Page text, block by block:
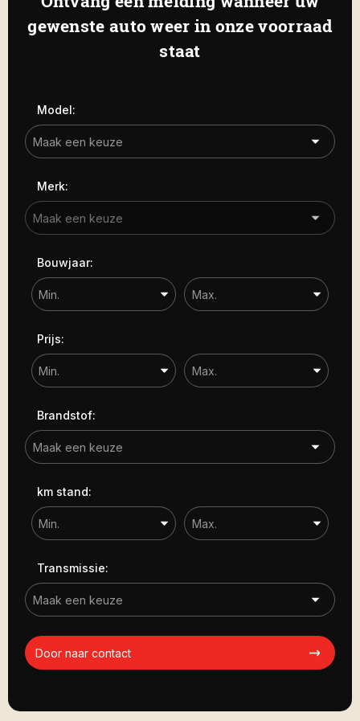
Haamstede
De Roterij 22 4328 BA Burgh-
Haamstede
Carrosserie
-
-
Bouwjaar
Sorteren op
gewenste auto weer in onze voorraad
staat
Model:
Merk:
Bouwjaar:
Prijs:
Brandstof:
km stand:
Transmissie:
Door naar contact